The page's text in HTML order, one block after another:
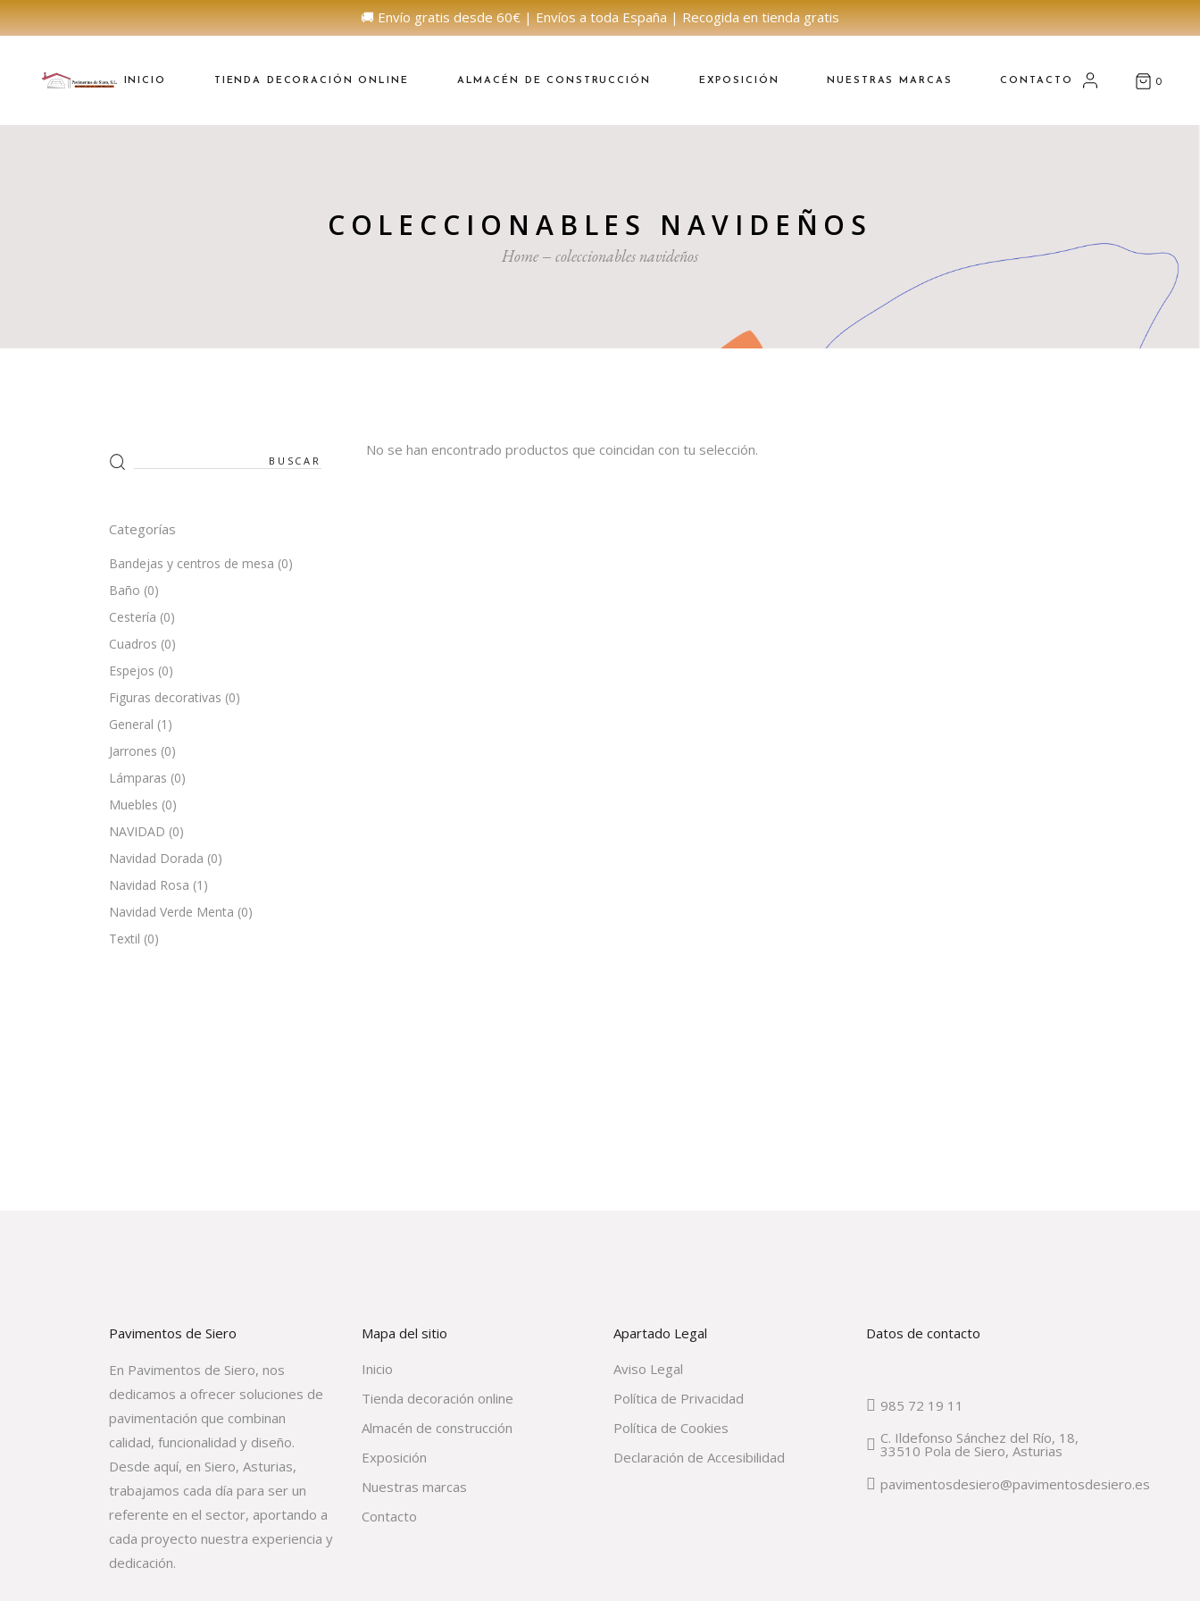
🚚 Envío gratis desde 60€ | Envíos a toda España | Recogida en tienda gratis
INICIO TIENDA DECORACIÓN ONLINE ALMACÉN DE CONSTRUCCIÓN EXPOSICIÓN NUESTRAS MARCAS CONTACTO 0
COLECCIONABLES NAVIDEÑOS
Home coleccionables navideños
No se han encontrado productos que coincidan con tu selección.
Search
for:
Categorías
Bandejas y centros de mesa (0)
Baño (0)
Cestería (0)
Cuadros (0)
Espejos (0)
Figuras decorativas (0)
General (1)
Jarrones (0)
Lámparas (0)
Muebles (0)
NAVIDAD (0)
Navidad Dorada (0)
Navidad Rosa (1)
Navidad Verde Menta (0)
Textil (0)
Pavimentos de Siero
En Pavimentos de Siero, nos
dedicamos a ofrecer soluciones de
pavimentación que combinan
calidad, funcionalidad y diseño.
Desde aquí, en Siero, Asturias,
trabajamos cada día para ser un
referente en el sector, aportando a
cada proyecto nuestra experiencia y
dedicación.
Mapa del sitio
Inicio
Tienda decoración online
Almacén de construcción
Exposición
Nuestras marcas
Contacto
Apartado Legal
Aviso Legal
Política de Privacidad
Política de Cookies
Declaración de Accesibilidad
Datos de contacto
985 72 19 11
C. Ildefonso Sánchez del Río, 18,
33510 Pola de Siero, Asturias
pavimentosdesiero@pavimentosdesiero.es